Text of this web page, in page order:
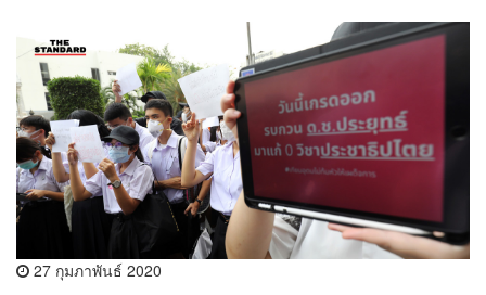
27 กุมภาพันธ์ 2020